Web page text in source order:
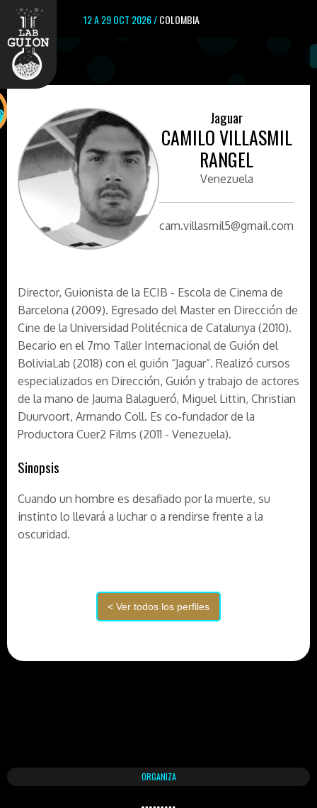
12 A 29 OCT 2026 /COLOMBIA
Jaguar
CAMILO VILLASMIL
RANGEL
Venezuela
cam.villasmil5@gmail.com
Director, Guionista de la ECIB - Escola de Cinema de
Barcelona (2009). Egresado del Master en Dirección de
Cine de la Universidad Politécnica de Catalunya (2010).
Becario en el 7mo Taller Internacional de Guión del
BoliviaLab (2018) con el guión “Jaguar”. Realizó cursos
especializados en Dirección, Guión y trabajo de actores
de la mano de Jauma Balagueró, Miguel Littin, Christian
Duurvoort, Armando Coll. Es co-fundador de la
Productora Cuer2 Films (2011 - Venezuela).
Sinopsis
Cuando un hombre es desafiado por la muerte, su
instinto lo llevará a luchar o a rendirse frente a la
oscuridad.
ORGANIZA